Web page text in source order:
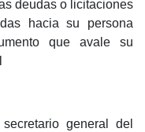
deudas o licitaciones
hacia su persona
que avale su
general del